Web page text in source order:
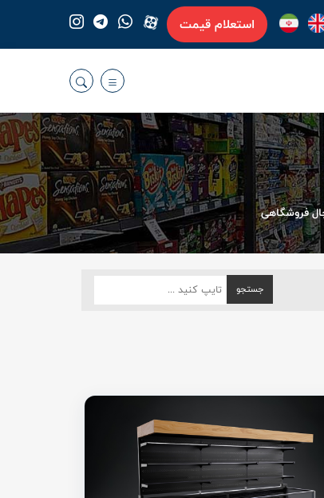
استعلام قیمت
فروشگاهی